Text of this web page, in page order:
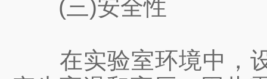
(三)安全性
在实验室环境中，设